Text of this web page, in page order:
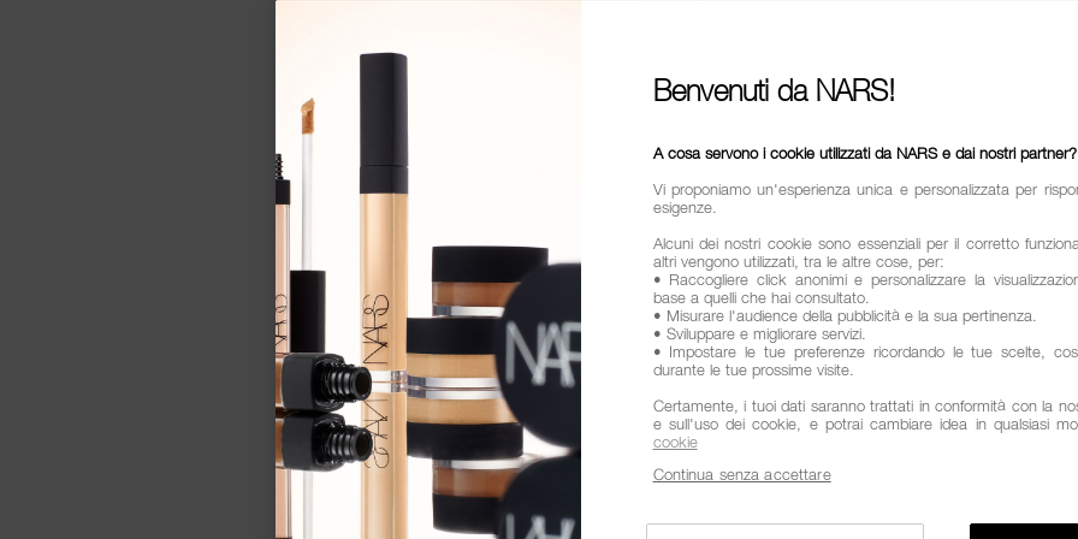
Un lip
idrata fino
* In base
carrello
Promozioni
Questo
Benvenuti da NARS!
A cosa servono i cookie utilizzati da NARS e dai nostri partner?
Vi proponiamo un'esperienza unica e personalizzata per
esigenze.
Alcuni dei nostri cookie sono essenziali per il corretto
altri vengono utilizzati, tra le altre cose, per:
• Raccogliere click anonimi e personalizzare la
base a quelli che hai consultato.
• Misurare l'audience della pubblicità e la sua pertinenza.
• Sviluppare e migliorare servizi.
• Impostare le tue preferenze ricordando le tue scelte,
durante le tue prossime visite.
Certamente, i tuoi dati saranno trattati in conformità con la
e sull'uso dei cookie, e potrai cambiare idea in qualsiasi
cookie
Continua senza accettare